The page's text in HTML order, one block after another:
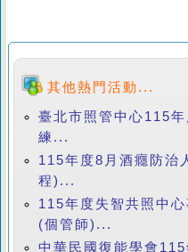
其他熱門活動...
臺北市照管中心115
練...
115年度8月酒癮防治
程)...
115年度失智共照中
(個管師)...
中華民國復能學會